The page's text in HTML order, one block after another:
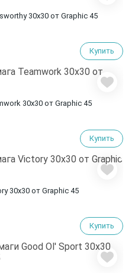
30x30 от Graphic 45
Купить
30x30 от Graphic 45
Купить
30x30 от Graphic 45
Купить